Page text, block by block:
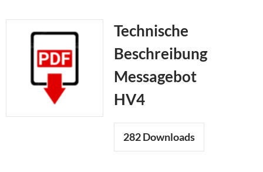
Technische
Beschreibung
Messagebot
HV4
282Downloads